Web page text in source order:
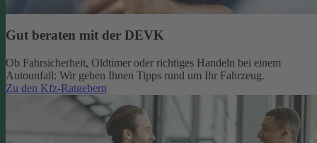
Gut beraten mit der DEVK
Ob Fahrsicherheit, Oldtimer oder richtiges Handeln bei einem
Autounfall: Wir geben Ihnen Tipps rund um Ihr Fahrzeug.
Zu den Kfz-Ratgebern